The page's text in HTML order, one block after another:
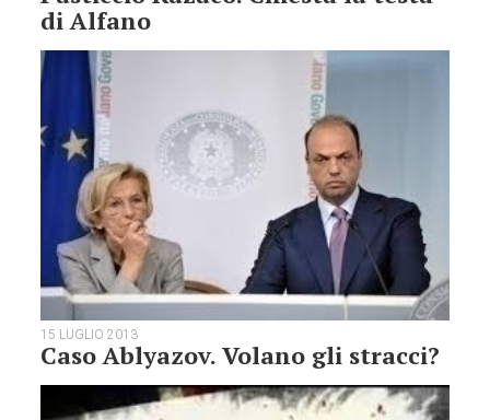
di Alfano
15 LUGLIO 2013
Caso Ablyazov. Volano gli stracci?